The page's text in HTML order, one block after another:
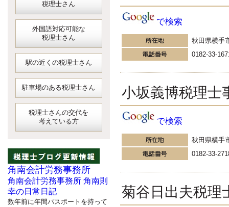
税理士さん
外国語対応可能な
税理士さん
駅の近くの税理士さん
駐車場のある税理士さん
税理士さんの交代を
考えている方
角南会計労務事務所
角南会計労務事務所 角南則
幸の日常日記
数年前に年間パスポートを持って
で検索
秋田県横手
0182-33-
小坂義博税理士
で検索
秋田県横手
0182-33-
菊谷日出夫税理